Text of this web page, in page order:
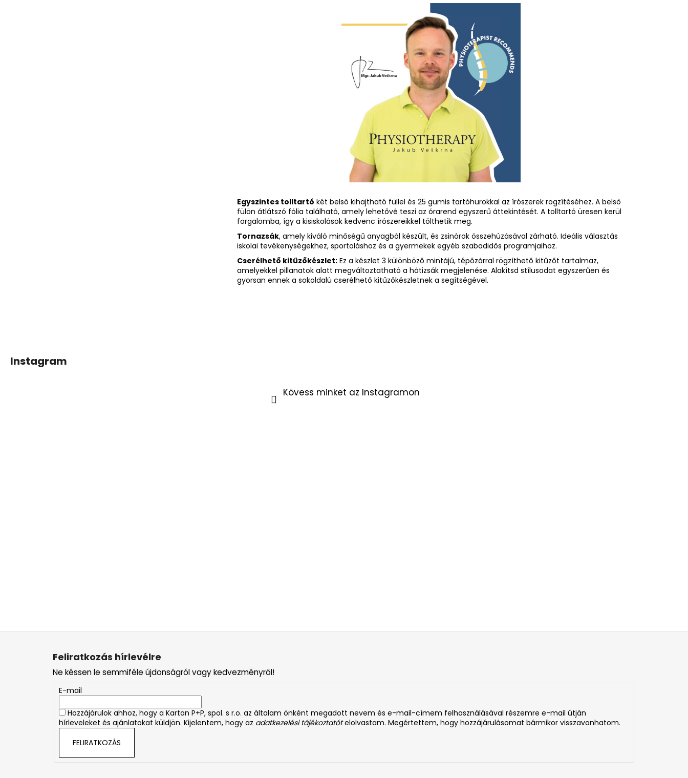
Egyszintes tolltartó két belső kihajtható füllel és 25 gumis tartóhurokkal az írószerek rögzítéséhez. A belső
fülön átlátszó fólia található, amely lehetővé teszi az órarend egyszerű áttekintését. A tolltartó üresen kerül
forgalomba, így a kisiskolások kedvenc írószereikkel tölthetik meg.
Tornazsák, amely kiváló minőségű anyagból készült, és zsinórok összehúzásával zárható. Ideális választás
iskolai tevékenységekhez, sportoláshoz és a gyermekek egyéb szabadidős programjaihoz.
Cserélhető kitűzőkészlet: Ez a készlet 3 különböző mintájú, tépőzárral rögzíthető kitűzőt tartalmaz,
amelyekkel pillanatok alatt megváltoztatható a hátizsák megjelenése. Alakítsd stílusodat egyszerűen és
gyorsan ennek a sokoldalú cserélhető kitűzőkészletnek a segítségével.
Instagram
Kövess minket az Instagramon
L
Feliratkozás hírlevélre
Ne késsen le semmiféle újdonságról vagy kedvezményről!
E-mail
Hozzájárulok ahhoz, hogy a Karton P+P, spol. s r.o. az általam önként megadott nevem és e-mail-címem felhasználásával részemre e-mail útján
hírleveleket és ajánlatokat küldjön. Kijelentem, hogy az adatkezelési tájékoztatótelolvastam. Megértettem, hogy hozzájárulásomat bármikor visszavonhatom.
FELIRATKOZÁS